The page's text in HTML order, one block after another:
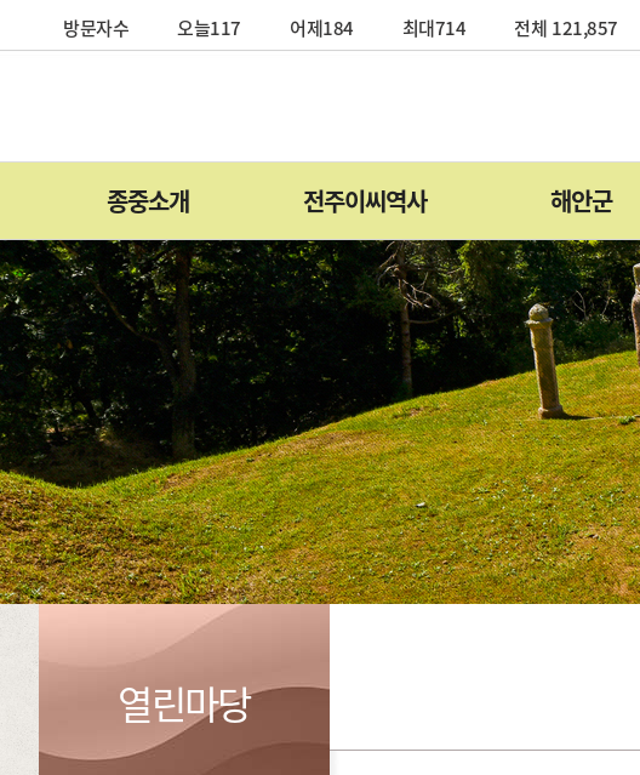
방문자수 오늘117 어제184 최대714 전체 121,857
종중소개 전주이씨역사 해안군
열린마당